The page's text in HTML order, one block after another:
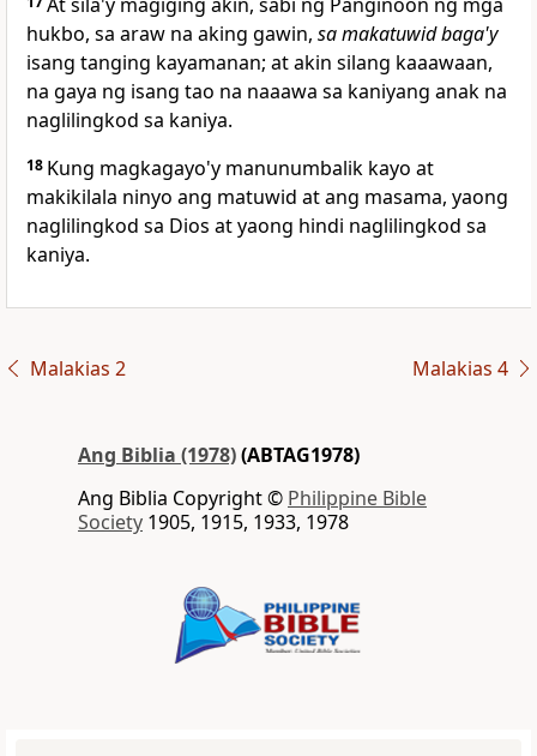
hukbo, sa araw na aking gawin, sa makatuwid baga'y
isang tanging kayamanan; at akin silang kaaawaan,
na gaya ng isang tao na naaawa sa kaniyang anak na
naglilingkod sa kaniya.
18 Kung magkagayo'y manunumbalik kayo at
makikilala ninyo ang matuwid at ang masama, yaong
naglilingkod sa Dios at yaong hindi naglilingkod sa
kaniya.
Malakias 2 Malakias 4
Ang Biblia (1978)(ABTAG1978)
Ang Biblia Copyright © Philippine Bible
Society 1905, 1915, 1933, 1978